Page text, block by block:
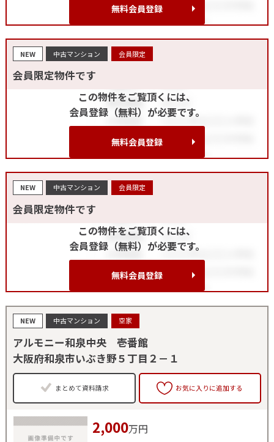
無料会員登録
NEW 中古マンション 会員限定
会員限定物件です
この物件をご覧頂くには、
会員登録（無料）が必要です。
無料会員登録
NEW 中古マンション 会員限定
会員限定物件です
この物件をご覧頂くには、
会員登録（無料）が必要です。
無料会員登録
NEW 中古マンション 空家
アルモニー和泉中央 壱番館
大阪府和泉市いぶき野５丁目２－１
まとめて資料請求 お気に入りに追加する
2,000万円